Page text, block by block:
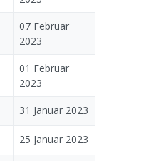
07 Februar
2023
01 Februar
2023
31 Januar 2023
25 Januar 2023